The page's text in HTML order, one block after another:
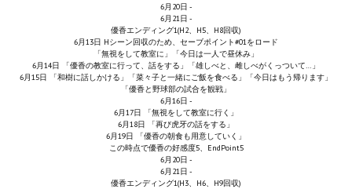
Wedding Wear CBBE SSE BodySlide (with Physics)
Работы Тестера 55
Наёмный оборотень
Немного героев меча и магии
6月20日 -
6月21日 -
優香エンディング1(H2、H5、H8回収)
6月13日 Hシーン回収のため、セーブポイント#01をロード
「無視をして教室に」「今日は一人で昼休み」
6月14日 「優香の教室に行って、話をする」「雄しべと、雌しべがくっついて…」
6月15日 「和樹に話しかける」「菜々子と一緒にご飯を食べる」「今日はもう帰ります」
「優香と野球部の試合を観戦」
6月16日 -
6月17日 「無視をして教室に行く」
6月18日 「再び虎牙の話をする」
6月19日 「優香の朝食も用意していく」
この時点で優香の好感度5、EndPoint5
6月20日 -
6月21日 -
優香エンディング1(H3、H6、H9回収)